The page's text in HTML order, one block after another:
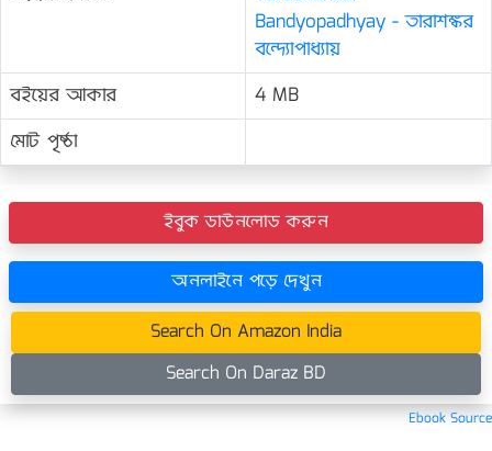
Bandyopadhyay - তারাশঙ্কর
বন্দ্যোপাধ্যায়
বইয়ের আকার
4 MB
মোট পৃষ্ঠা
ইবুক ডাউনলোড করুন
অনলাইনে পড়ে দেখুন
Search On Amazon India
Search On Daraz BD
Ebook Source